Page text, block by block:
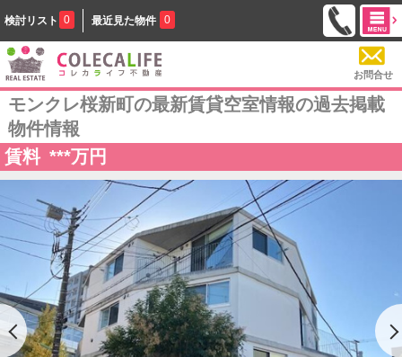
検討リスト 0 最近見た物件 0
お問合せ
モンクレ桜新町の最新賃貸空室情報の過去掲載
物件情報
賃料 ***万円